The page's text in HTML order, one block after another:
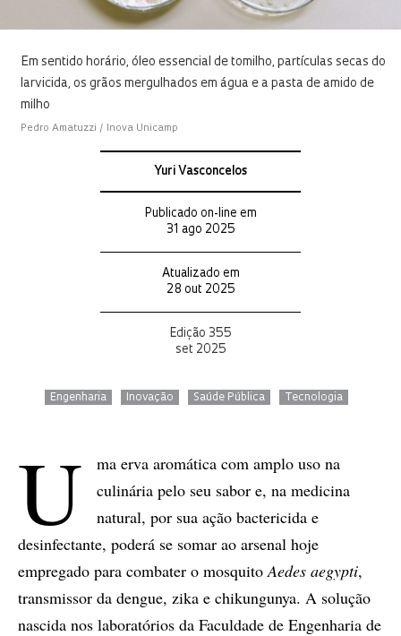
Em sentido horário, óleo essencial de tomilho, partículas secas do
larvicida, os grãos mergulhados em água e a pasta de amido de
milho
Pedro Amatuzzi / Inova Unicamp
Yuri Vasconcelos
Publicado on-line em
31 ago 2025
Atualizado em
28 out 2025
Edição 355
set 2025
Engenharia Inovação Saúde Pública Tecnologia
U
ma erva aromática com amplo uso na
culinária pelo seu sabor e, na medicina
natural, por sua ação bactericida e
desinfectante, poderá se somar ao arsenal hoje
empregado para combater o mosquito Aedes aegypti,
transmissor da dengue, zika e chikungunya. A solução
nascida nos laboratórios da Faculdade de Engenharia de